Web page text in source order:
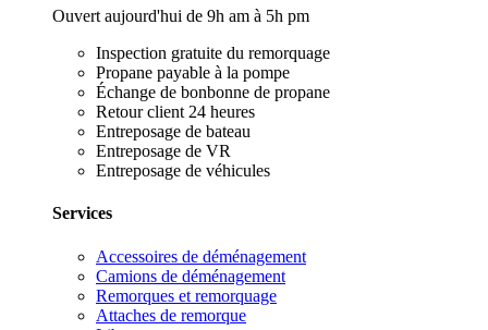
Ouvert aujourd'hui de 9h am à 5h pm
Inspection gratuite du remorquage
Propane payable à la pompe
Échange de bonbonne de propane
Retour client 24 heures
Entreposage de bateau
Entreposage de VR
Entreposage de véhicules
Services
Accessoires de déménagement
Camions de déménagement
Remorques et remorquage
Attaches de remorque